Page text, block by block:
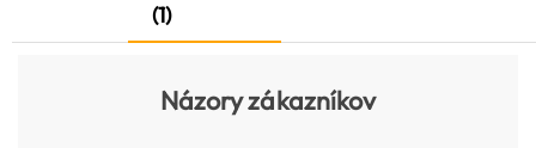
(1)
Názory zákazníkov